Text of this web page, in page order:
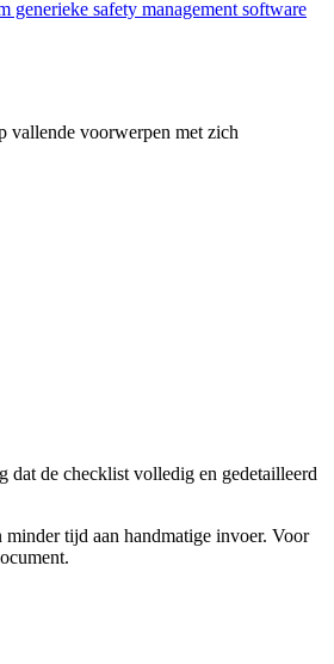
generieke safety management software
vallende voorwerpen met zich
dat de checklist volledig en gedetailleerd
minder tijd aan handmatige invoer. Voor